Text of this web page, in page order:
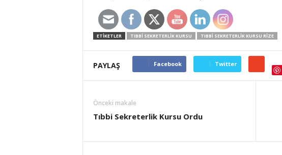
ETİKETLER TIBBI SEKRETERLIK KURSU TIBBI SEKRETERLIK KURSU RIZE
PAYLAŞ Facebook
Twitter
Önceki makale
Tıbbi Sekreterlik Kursu Ordu